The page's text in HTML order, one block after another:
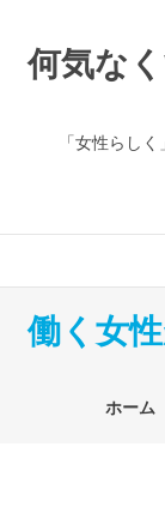
ッ
何気な
「女性らし
働く女
ホーム